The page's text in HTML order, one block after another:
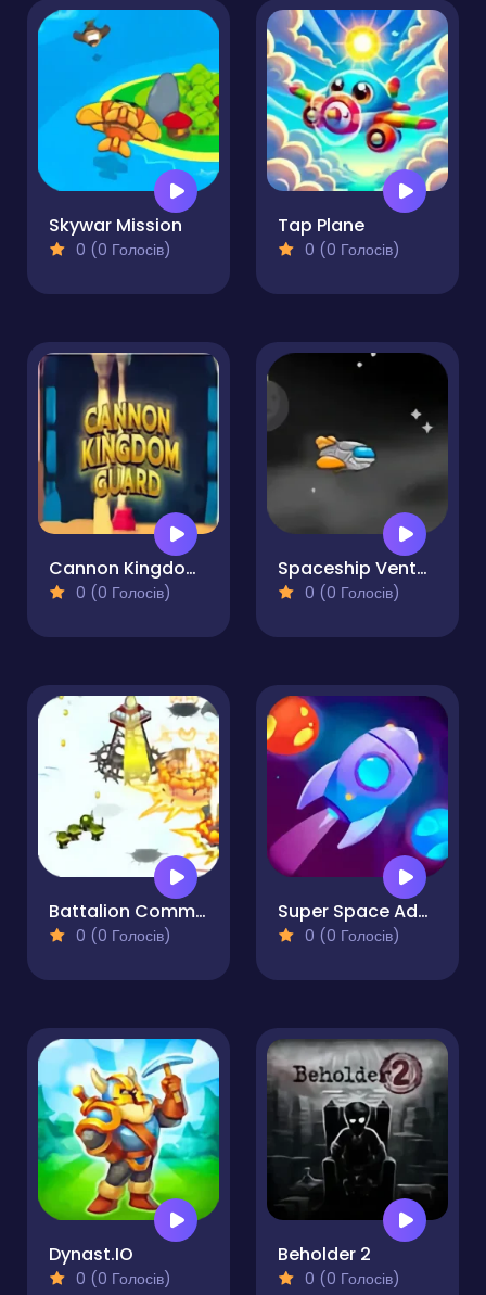
Skywar Mission
0 (0 Голосів)
Tap Plane
0 (0 Голосів)
Cannon Kingdom Guard Pro
0 (0 Голосів)
Spaceship Venture
0 (0 Голосів)
Battalion Commander 2
0 (0 Голосів)
Super Space Adventure
0 (0 Голосів)
Dynast.IO
0 (0 Голосів)
Beholder 2
0 (0 Голосів)